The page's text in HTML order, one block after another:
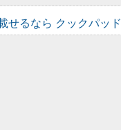
せるなら クックパッド